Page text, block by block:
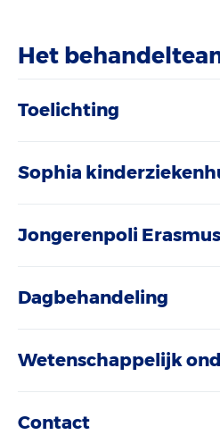
Het
Toelichting
Sophia
Jongerenpoli
Dagbehandeling
Wetenschappelijk
Contact